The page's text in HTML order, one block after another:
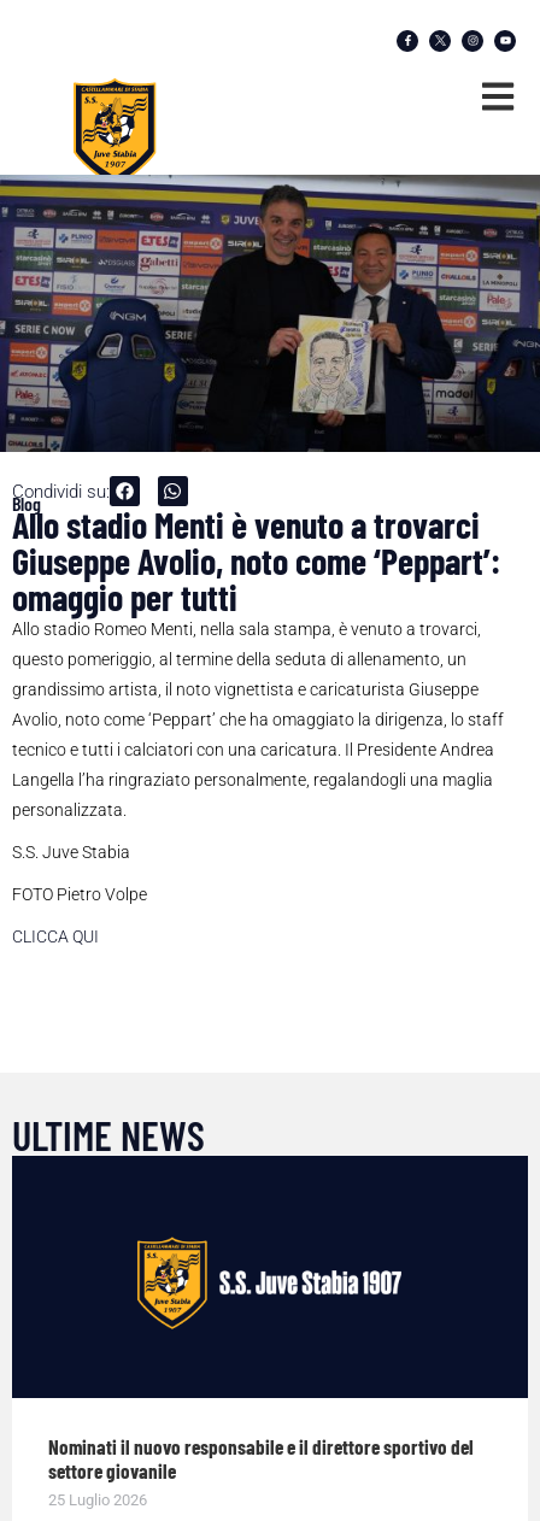
Condividi su:
Blog
Allo stadio Menti è venuto a trovarci
Giuseppe Avolio, noto come ‘Peppart’:
omaggio per tutti
Allo stadio Romeo Menti, nella sala stampa, è venuto a trovarci,
questo pomeriggio, al termine della seduta di allenamento, un
grandissimo artista, il noto vignettista e caricaturista Giuseppe
Avolio, noto come ‘Peppart’ che ha omaggiato la dirigenza, lo staff
tecnico e tutti i calciatori con una caricatura. Il Presidente Andrea
Langella l’ha ringraziato personalmente, regalandogli una maglia
personalizzata.
S.S. Juve Stabia
FOTO Pietro Volpe
CLICCA QUI
ULTIME NEWS
Nominati il nuovo responsabile e il direttore sportivo del
settore giovanile
25 Luglio 2026